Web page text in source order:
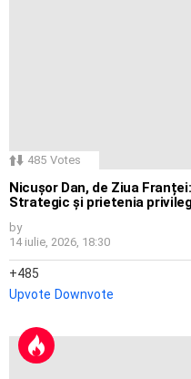
485 Votes
Nicușor Dan, de Ziua
Strategic și prietenia
by
14 iulie, 2026, 18:30
485
Upvote Downvote